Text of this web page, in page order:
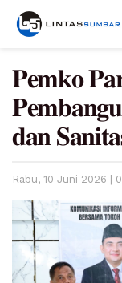
𝐏𝐞𝐦𝐤𝐨
𝐝𝐚𝐧
Rabu, 10 Juni 2026 |